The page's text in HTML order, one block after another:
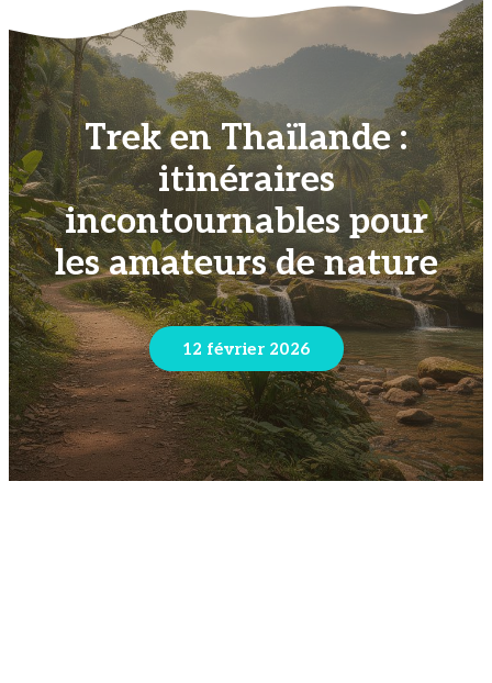
Trek en Thaïlande :
itinéraires
incontournables pour
les amateurs de nature
12 février 2026